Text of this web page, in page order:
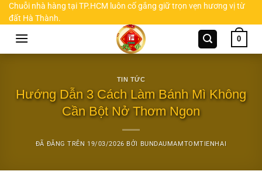
Chuyển
đến
Chuỗi nhà hàng tại TP.HCM luôn cố gắng giữ trọn vẹn hương vị từ
đất Hà Thành.
0
TIN TỨC
Hướng Dẫn 3 Cách Làm Bánh Mì Không
Cần Bột Nở Thơm Ngon
ĐÃ ĐĂNG TRÊN 19/03/2026 BỞI BUNDAUMAMTOMTIENHAI